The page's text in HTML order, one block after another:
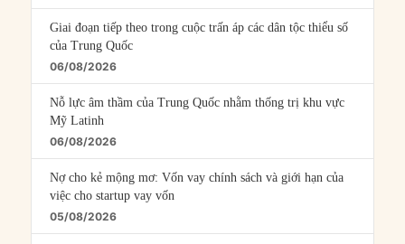
Giai đoạn tiếp theo trong cuộc trấn áp các dân tộc thiểu số
của Trung Quốc
06/08/2026
Nỗ lực âm thầm của Trung Quốc nhằm thống trị khu vực
Mỹ Latinh
06/08/2026
Nợ cho kẻ mộng mơ: Vốn vay chính sách và giới hạn của
việc cho startup vay vốn
05/08/2026